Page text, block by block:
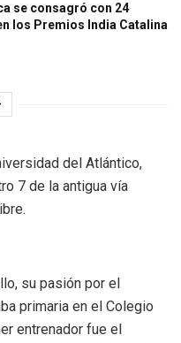
se consagró con 24
los Premios India Catalina
del Atlántico,
7 de la antigua vía
su pasión por el
primaria en el Colegio
entrenador fue el